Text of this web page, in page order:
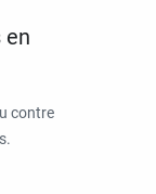
en
contre